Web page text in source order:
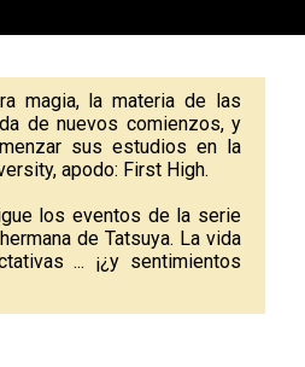
magia, la materia de las
de nuevos comienzos, y
sus estudios en la
apodo: First High.
los eventos de la serie
de Tatsuya. La vida
... ¡¿y sentimientos